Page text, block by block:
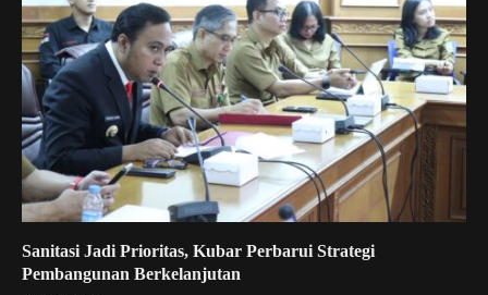
Sanitasi Jadi Prioritas, Kubar Perbarui Strategi
Pembangunan Berkelanjutan